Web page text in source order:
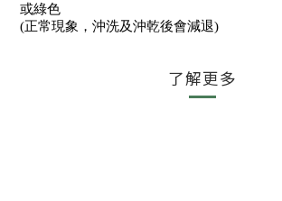
或綠色
(正常現象，沖洗及沖乾後會減退)
了解更多